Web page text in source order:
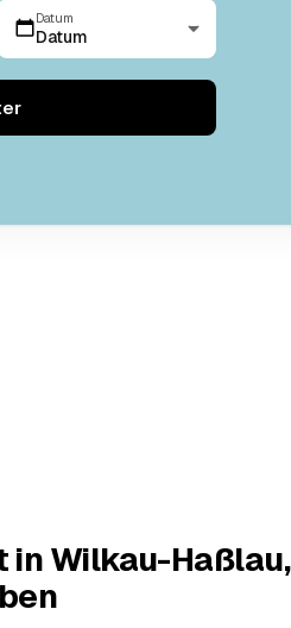
Datum
Datum
Wilkau-Haßlau,